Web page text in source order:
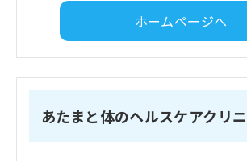
ホームページへ
あたまと体のヘルスケアクリ